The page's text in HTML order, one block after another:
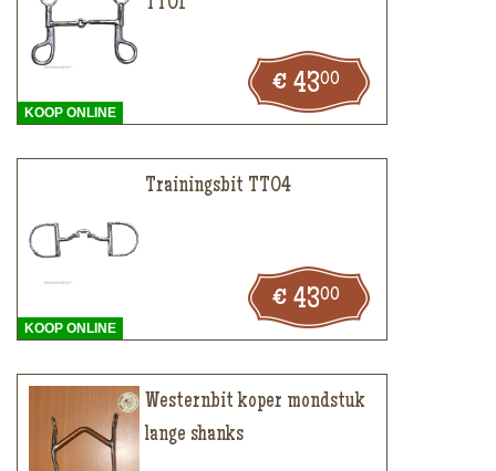
TT01
4300
KOOP ONLINE
Trainingsbit TT04
4300
KOOP ONLINE
Westernbit koper mondstuk
lange shanks